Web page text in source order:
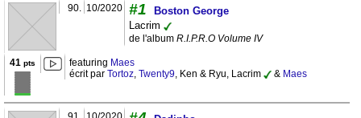
90. 10/2020 #1
Boston George
Lacrim
de l'album R.I.P.R.O Volume IV
41 pts featuring Maes
écrit par Tortoz, Twenty9, Ken & Ryu, Lacrim & Maes